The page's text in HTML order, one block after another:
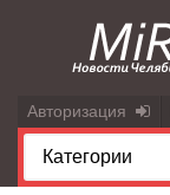
Авторизация